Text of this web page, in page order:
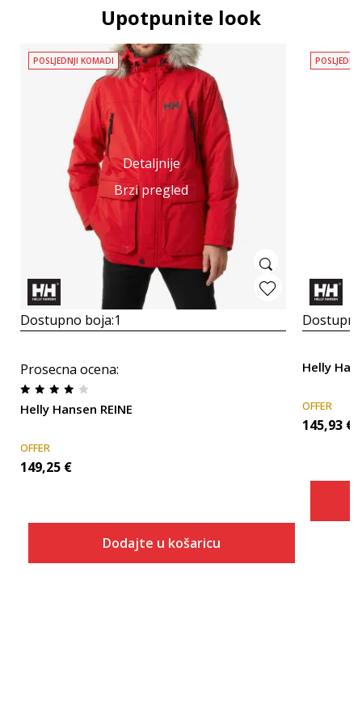
Upotpunite look
Detaljnije
Brzi pregled
POSLJEDNJI KOMADI
Dostupno boja:1
Prosecna ocena:
Helly Hansen REINE
OFFER
149,25 €
Dodajte u košaricu
Helly
OFFER
145,93 €